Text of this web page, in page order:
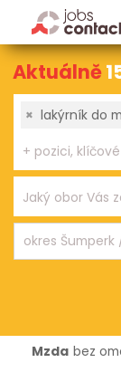
Aktuálně
× lakýrník do
Mzda bez